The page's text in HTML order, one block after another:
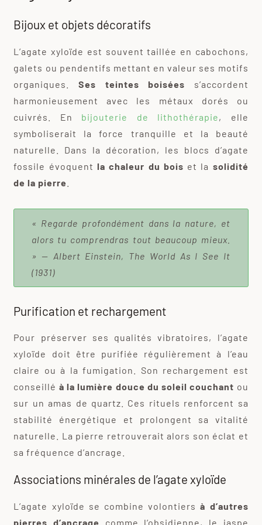
Bijoux et objets décoratifs
L’agate xyloïde est souvent taillée en cabochons,
galets ou pendentifs mettant en valeur ses motifs
organiques. Ses teintes boisées s’accordent
harmonieusement avec les métaux dorés ou
cuivrés. En bijouterie de lithothérapie, elle
symboliserait la force tranquille et la beauté
naturelle. Dans la décoration, les blocs d’agate
fossile évoquent la chaleur du bois et la solidité
de la pierre
« Regarde profondément dans la nature, et
alors tu comprendras tout beaucoup mieux.
» — Albert Einstein, The World As I See It
(1931)
Purification et rechargement
Pour préserver ses qualités vibratoires, l’agate
xyloïde doit être purifiée régulièrement à l’eau
claire ou à la fumigation. Son rechargement est
conseillé à la lumière douce du soleil couchant ou
sur un amas de quartz. Ces rituels renforcent sa
stabilité énergétique et prolongent sa vitalité
naturelle. La pierre retrouverait alors son éclat et
sa fréquence d’ancrage.
Associations minérales de l’agate xyloïde
L’agate xyloïde se combine volontiersà d’autres
pierres d’ancrage
comme l’obsidienne, le jaspe